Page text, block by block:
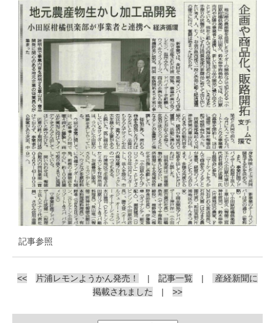
記事参照
<< 片浦レモンようかん発売！ | 記事一覧 |
産経新聞に
掲載されました
| >>